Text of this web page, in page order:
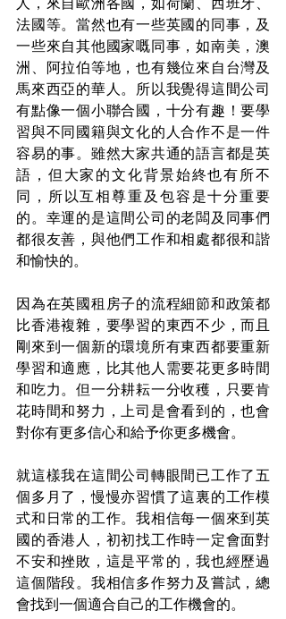
法國等。當然也有一些英國的同事，及
一些來自其他國家嘅同事，如南美，澳
洲、阿拉伯等地，也有幾位來自台灣及
馬來西亞的華人。所以我覺得這間公司
有點像一個小聯合國，十分有趣！要學
習與不同國籍與文化的人合作不是一件
容易的事。雖然大家共通的語言都是英
語，但大家的文化背景始終也有所不
同，所以互相尊重及包容是十分重要
的。幸運的是這間公司的老闆及同事們
都很友善，與他們工作和相處都很和諧
和愉快的。
因為在英國租房子的流程細節和政策都
比香港複雜，要學習的東西不少，而且
剛來到一個新的環境所有東西都要重新
學習和適應，比其他人需要花更多時間
和吃力。但一分耕耘一分收穫，只要肯
花時間和努力，上司是會看到的，也會
對你有更多信心和給予你更多機會。
就這樣我在這間公司轉眼間已工作了五
個多月了，慢慢亦習慣了這裏的工作模
式和日常的工作。我相信每一個來到英
國的香港人，初初找工作時一定會面對
不安和挫敗，這是平常的，我也經歷過
這個階段。我相信多作努力及嘗試，總
會找到一個適合自己的工作機會的。